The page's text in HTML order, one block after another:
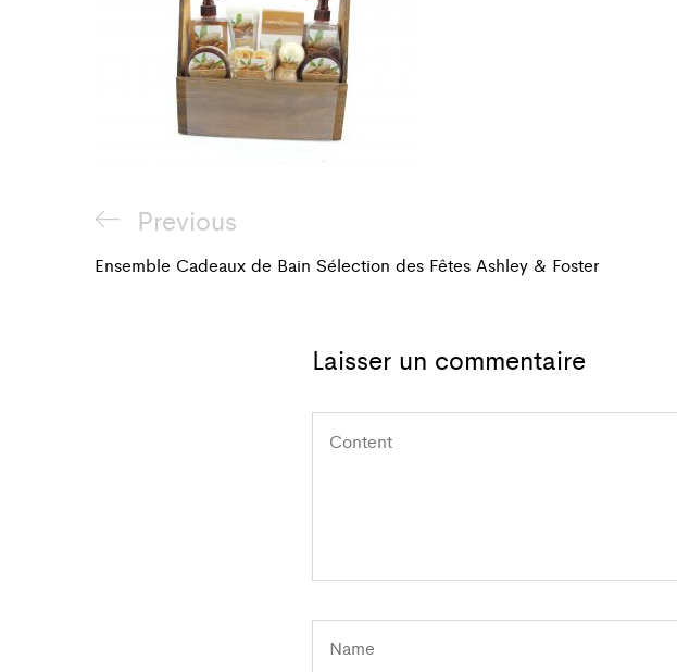
Navigation
de
Previous
Post
Previous
Ensemble Cadeaux de Bain Sélection des Fêtes Ashley & Foster
Laisser un commentaire